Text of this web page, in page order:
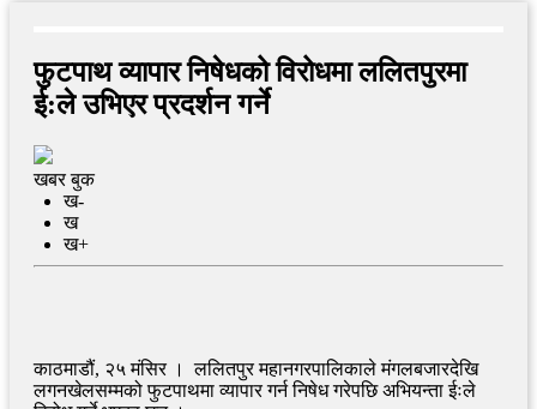
फुटपाथ व्यापार निषेधको विरोधमा ललितपुरमा
ई:ले उभिएर प्रदर्शन गर्ने
खबर बुक
ख-
ख
ख+
काठमाडौं, २५ मंसिर । ललितपुर महानगरपालिकाले मंगलबजारदेखि
लगनखेलसम्मको फुटपाथमा व्यापार गर्न निषेध गरेपछि अभियन्ता ईःले